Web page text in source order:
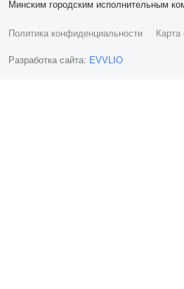
Минским городским исполнительным
Политика конфиденциальности Карта
Разработка сайта: EVVLIO